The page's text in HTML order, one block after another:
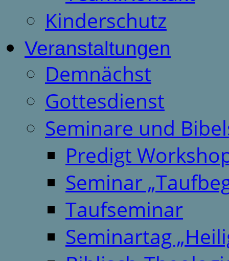
Kinderschutz
Veranstaltungen
Demnächst
Gottesdienst
Seminare und
Predigt
Seminar
Taufseminar
Seminartag